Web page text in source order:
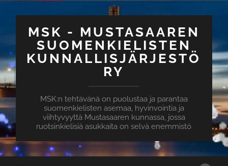
MSK - MUSTASAAREN
SUOMENKIELISTEN
KUNNALLISJÄRJESTÖ
RY
MSK:n tehtävänä on puolustaa ja parantaa
suomenkielisten asemaa, hyvinvointia ja
viihtyvyyttä Mustasaaren kunnassa, jossa
ruotsinkielisiä asukkaita on selvä enemmistö